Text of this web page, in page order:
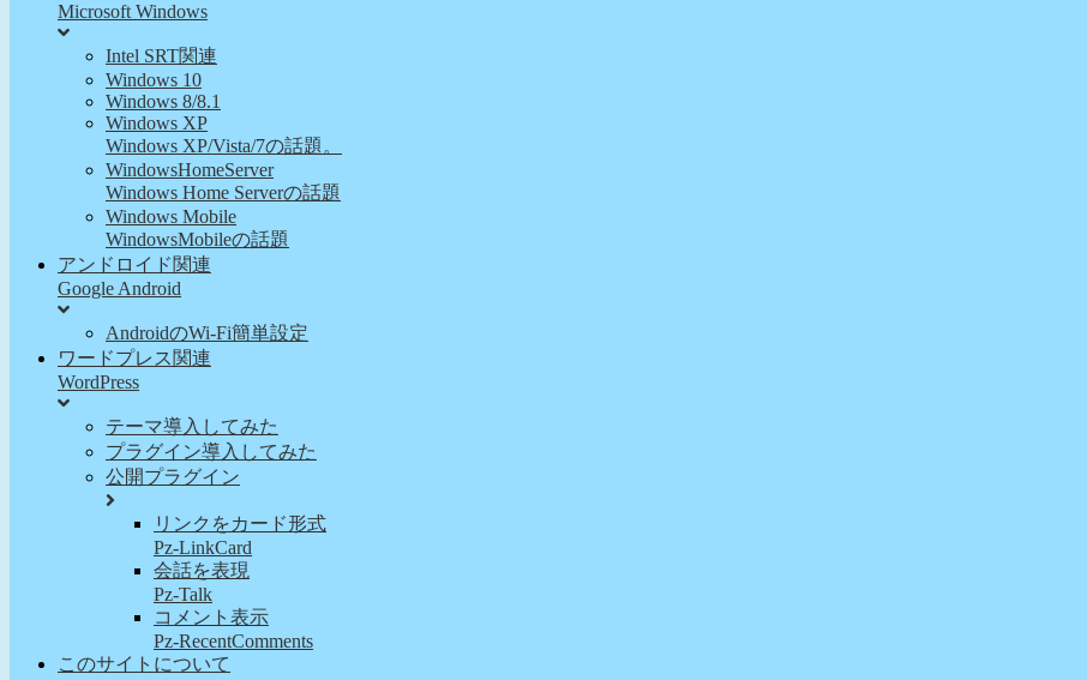
Microsoft Windows
Intel SRT関連
Windows 10
Windows 8/8.1
Windows XP
Windows XP/Vista/7の話題。
WindowsHomeServer
Windows Home Serverの話題
Windows Mobile
WindowsMobileの話題
アンドロイド関連
Google Android
AndroidのWi-Fi簡単設定
ワードプレス関連
WordPress
テーマ導入してみた
プラグイン導入してみた
公開プラグイン
リンクをカード形式
Pz-LinkCard
会話を表現
Pz-Talk
コメント表示
Pz-RecentComments
このサイトについて